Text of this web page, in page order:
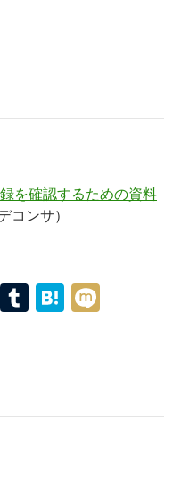
を確認するための資料
コンサ）
M T
r
H
a